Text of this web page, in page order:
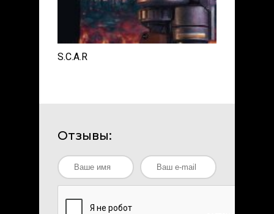
S.C.A.R
Отзывы: